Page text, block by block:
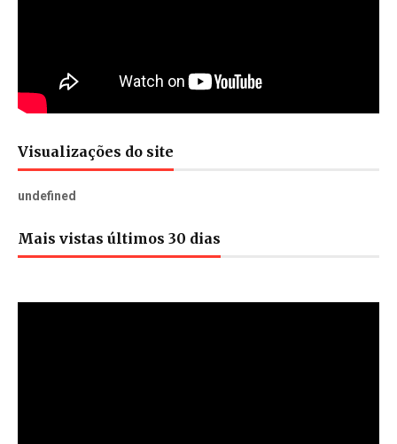
Visualizações do site
und efned
Mais vistas últimos 30 dias